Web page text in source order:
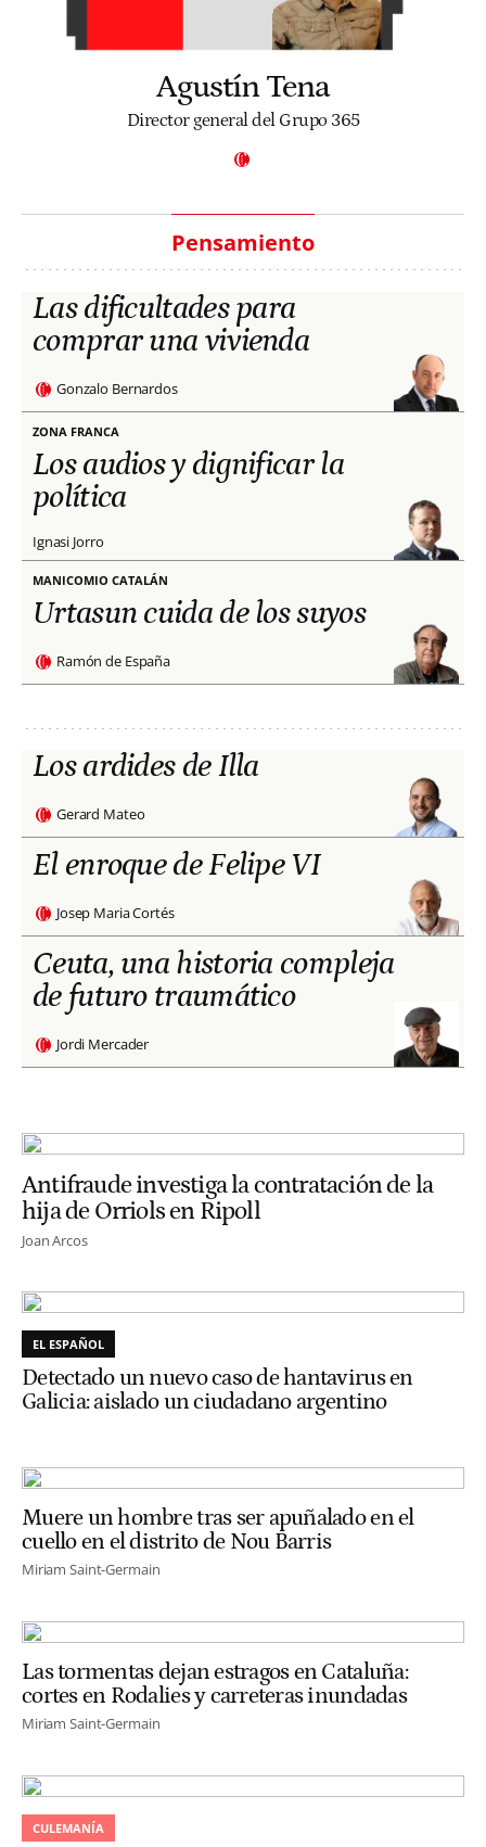
Agustín Tena
Director general del Grupo 365
Pensamiento
Las dificultades para
comprar una vivienda
Gonzalo Bernardos
ZONA FRANCA
Los audios y dignificar la
política
Ignasi Jorro
MANICOMIO CATALÁN
Urtasun cuida de los suyos
Ramón de España
Los ardides de Illa
Gerard Mateo
El enroque de Felipe VI
Josep Maria Cortés
Ceuta, una historia compleja
de futuro traumático
Jordi Mercader
Antifraude investiga la contratación de la
hija de Orriols en Ripoll
Joan Arcos
EL ESPAÑOL
Detectado un nuevo caso de hantavirus en
Galicia: aislado un ciudadano argentino
Muere un hombre tras ser apuñalado en el
cuello en el distrito de Nou Barris
Miriam Saint-Germain
Las tormentas dejan estragos en Cataluña:
cortes en Rodalies y carreteras inundadas
Miriam Saint-Germain
CULEMANÍA